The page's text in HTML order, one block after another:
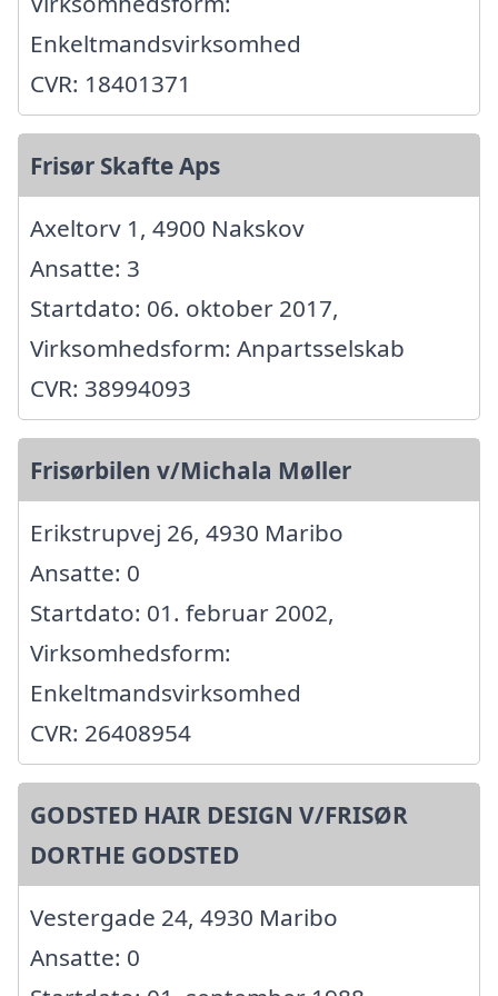
Enkeltmandsvirksomhed
CVR: 18401371
Frisør Skafte Aps
Axeltorv 1, 4900 Nakskov
Ansatte: 3
Startdato: 06. oktober 2017,
Virksomhedsform: Anpartsselskab
CVR: 38994093
Frisørbilen v/Michala Møller
Erikstrupvej 26, 4930 Maribo
Ansatte: 0
Startdato: 01. februar 2002,
Virksomhedsform:
Enkeltmandsvirksomhed
CVR: 26408954
GODSTED HAIR DESIGN V/FRISØR
DORTHE GODSTED
Vestergade 24, 4930 Maribo
Ansatte: 0